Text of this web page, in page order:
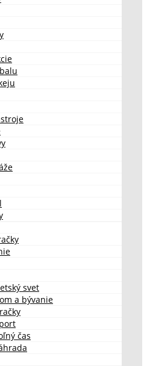
svet
a bývanie
čas